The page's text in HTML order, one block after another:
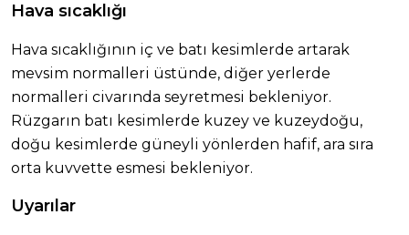
Hava sıcaklığı
Hava sıcaklığının iç ve batı kesimlerde artarak
mevsim normalleri üstünde, diğer yerlerde
normalleri civarında seyretmesi bekleniyor.
Rüzgarın batı kesimlerde kuzey ve kuzeydoğu,
doğu kesimlerde güneyli yönlerden hafif, ara sıra
orta kuvvette esmesi bekleniyor.
Uyarılar